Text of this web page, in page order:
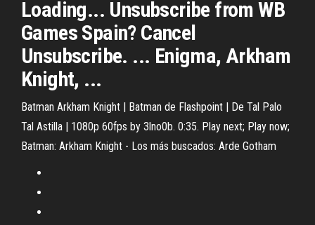
Loading... Unsubscribe from WB
Games Spain? Cancel
Unsubscribe. ... Enigma, Arkham
Knight, ...
Batman Arkham Knight | Batman de Flashpoint | De Tal Palo
Tal Astilla | 1080p 60fps by 3lno0b. 0:35. Play next; Play now;
Batman: Arkham Knight - Los más buscados: Arde Gotham